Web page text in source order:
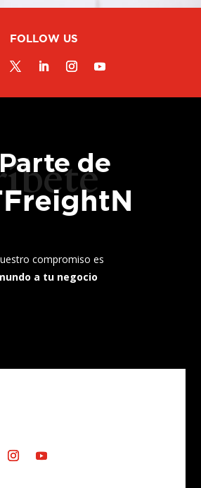
FOLLOW US
de
compromiso es
a tu negocio